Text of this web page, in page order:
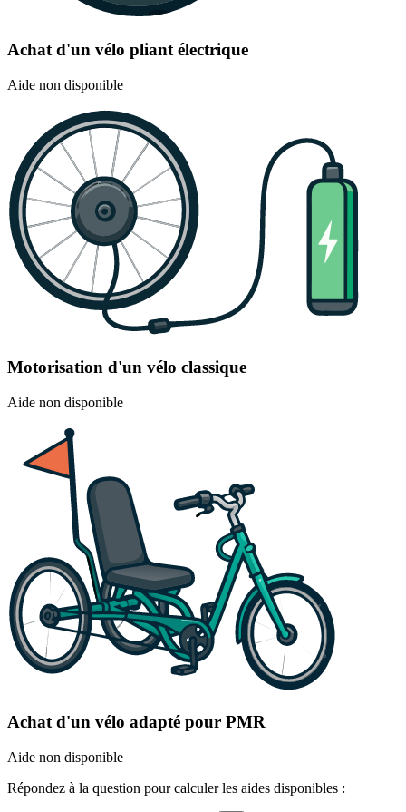
Achat d'un vélo pliant électrique
Aide non disponible
Motorisation d'un vélo classique
Aide non disponible
Achat d'un vélo adapté pour PMR
Aide non disponible
Répondez à la question pour calculer les aides disponibles :